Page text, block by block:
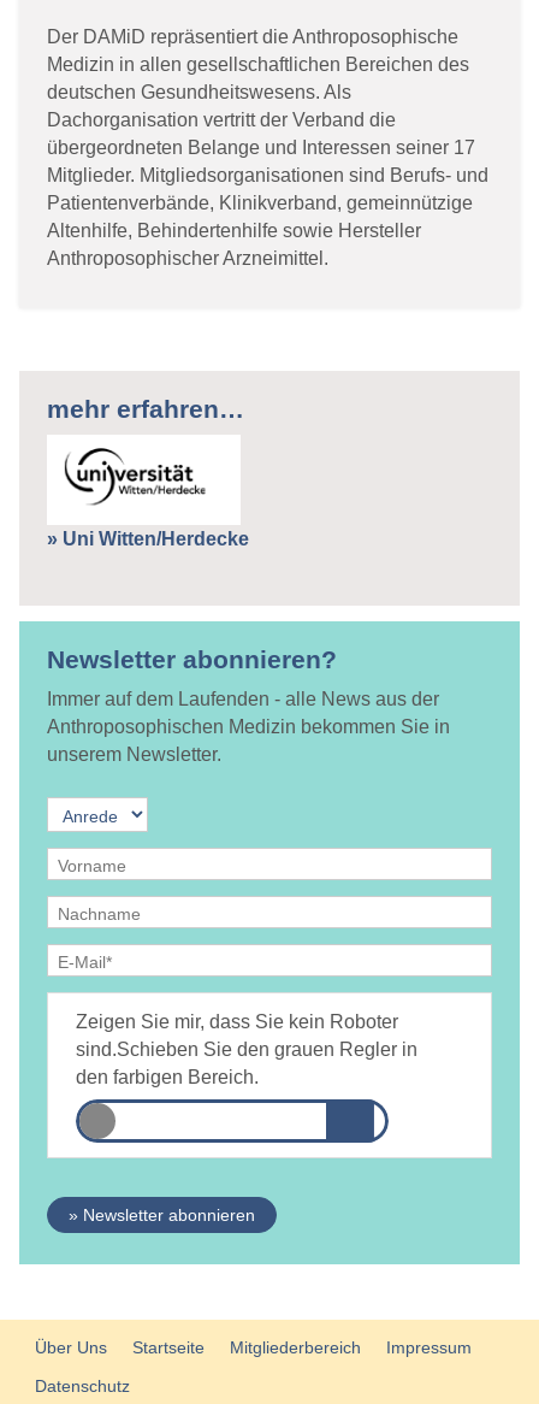
Der DAMiD repräsentiert die Anthroposophische
Medizin in allen gesellschaftlichen Bereichen des
deutschen Gesundheitswesens. Als
Dachorganisation vertritt der Verband die
übergeordneten Belange und Interessen seiner 17
Mitglieder. Mitgliedsorganisationen sind Berufs- und
Patientenverbände, Klinikverband, gemeinnützige
Altenhilfe, Behindertenhilfe sowie Hersteller
Anthroposophischer Arzneimittel.
mehr erfahren…
» Uni Witten/Herdecke
Newsletter abonnieren?
Immer auf dem Laufenden - alle News aus der
Anthroposophischen Medizin bekommen Sie in
unserem Newsletter.
DAMiD mich per E-Mail über Themen und Veranstaltungen
informiert.
Zeigen Sie mir, dass Sie kein Roboter
sind.Schieben Sie den grauen Regler in
den farbigen Bereich.
» Newsletter abonnieren
Über Uns Startseite Mitgliederbereich
Impressum
Datenschutz